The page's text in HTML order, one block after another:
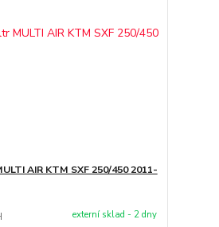
AIR KTM SXF 250/450 2011-
externí sklad - 2 dny